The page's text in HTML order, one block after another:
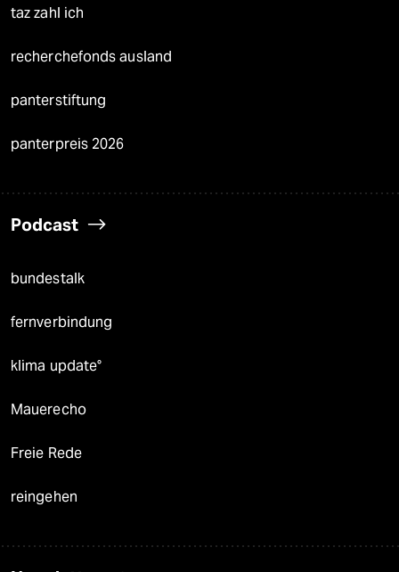
taz zahl ich
recherchefonds ausland
panterstiftung
panterpreis 2026
Podcast
bundestalk
fernverbindung
klima update°
Mauerecho
Freie Rede
reingehen